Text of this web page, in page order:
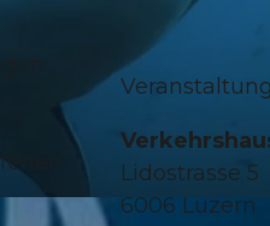
Lidostrasse 5
6006 Luzern